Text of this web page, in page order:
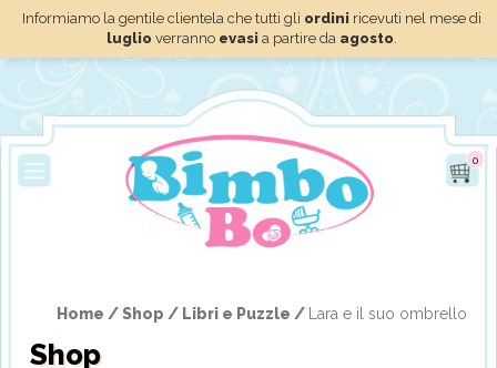
Informiamo la gentile clientela che tutti gli ordini ricevuti nel mese di
luglio verranno evasi a partire da agosto.
0
Home /Shop / Libri e Puzzle / Lara e il suo ombrello
Shop